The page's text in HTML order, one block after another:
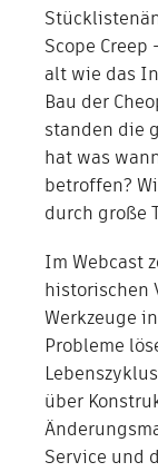
Neuigkeiten
Shop
Unternehmen
Scope
alt wie das
Bau der
standen die
hat was
betroffen?
durch große
Im Webcast
historischen
Werkzeuge
Probleme
über
Service und